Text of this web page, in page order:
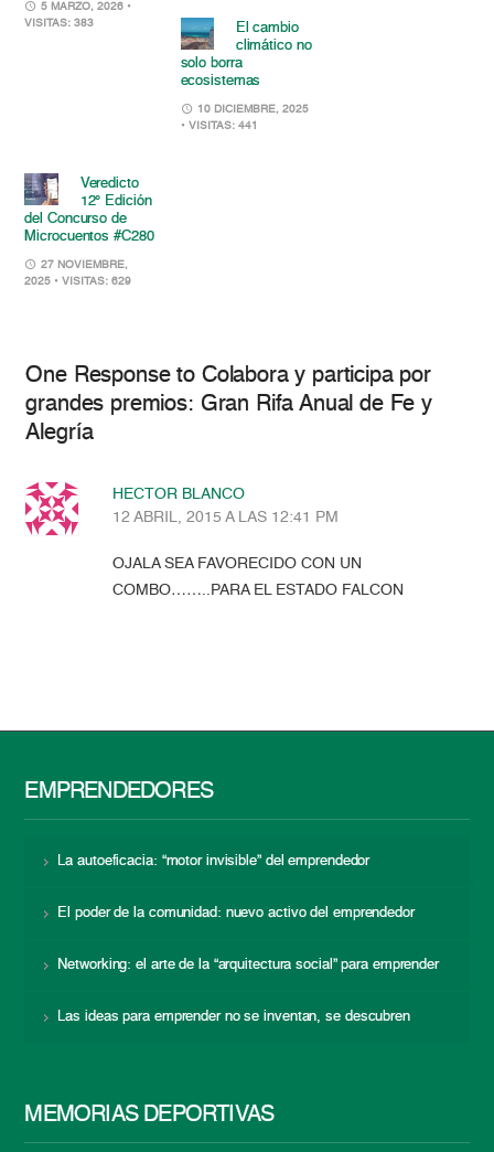
5 MARZO, 2026 •
VISITAS: 383
El cambio
climático no
solo borra
ecosistemas
10 DICIEMBRE, 2025
• VISITAS: 441
Veredicto
12° Edición
del Concurso de
Microcuentos #C280
27 NOVIEMBRE,
2025 • VISITAS: 629
One Response to Colabora y participa por
grandes premios: Gran Rifa Anual de Fe y
Alegría
HECTOR BLANCO
12 ABRIL, 2015 A LAS 12:41 PM
OJALA SEA FAVORECIDO CON UN
COMBO……..PARA EL ESTADO FALCON
EMPRENDEDORES
La autoeficacia: “motor invisible” del emprendedor
El poder de la comunidad: nuevo activo del emprendedor
Networking: el arte de la “arquitectura social” para emprender
Las ideas para emprender no se inventan, se descubren
MEMORIAS DEPORTIVAS